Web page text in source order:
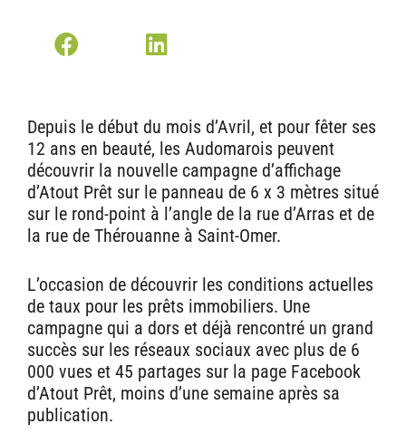
Depuis le début du mois d’Avril, et pour fêter ses
12 ans en beauté, les Audomarois peuvent
découvrir la nouvelle campagne d’affichage
d’Atout Prêt sur le panneau de 6 x 3 mètres situé
sur le rond-point à l’angle de la rue d’Arras et de
la rue de Thérouanne à Saint-Omer.
L’occasion de découvrir les conditions actuelles
de taux pour les prêts immobiliers. Une
campagne qui a dors et déjà rencontré un grand
succès sur les réseaux sociaux avec plus de 6
000 vues et 45 partages sur la page Facebook
d’Atout Prêt, moins d’une semaine après sa
publication.